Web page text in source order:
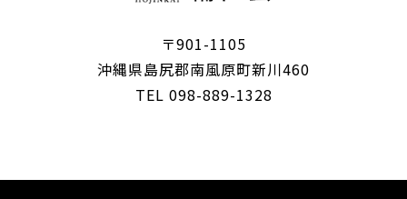
〒901-1105
沖縄県島尻郡南風原町新川460
TEL 098-889-1328